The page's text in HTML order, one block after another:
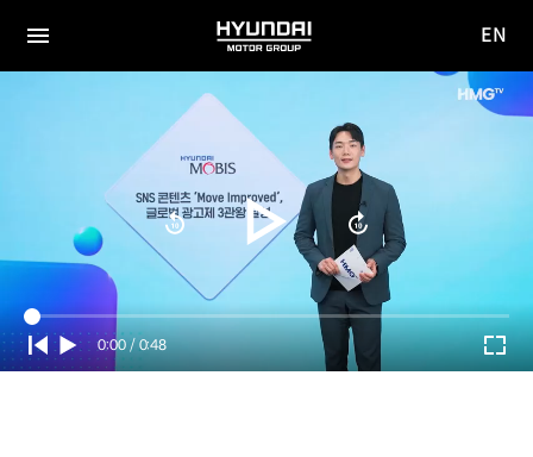
전체
HYUNDAI
MOTOR
GROUP
사이
이동
EN
Current
Time
0:00 / Duration
0:48